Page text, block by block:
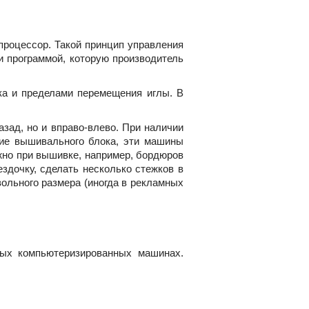
Такой принцип управления
которую производитель
и пределами перемещения иглы. В
но и вправо-влево. При наличии
вышивального блока, эти машины
при вышивке, например, бордюров
сделать несколько стежков в
размера (иногда в рекламных
компьютеризированных машинах.